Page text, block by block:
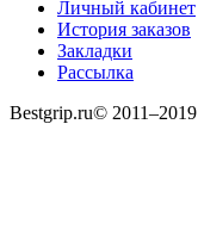
Личный кабинет
История заказов
Закладки
Рассылка
Bestgrip.ru© 2011–2019